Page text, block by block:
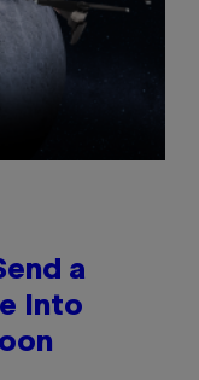
a
Into